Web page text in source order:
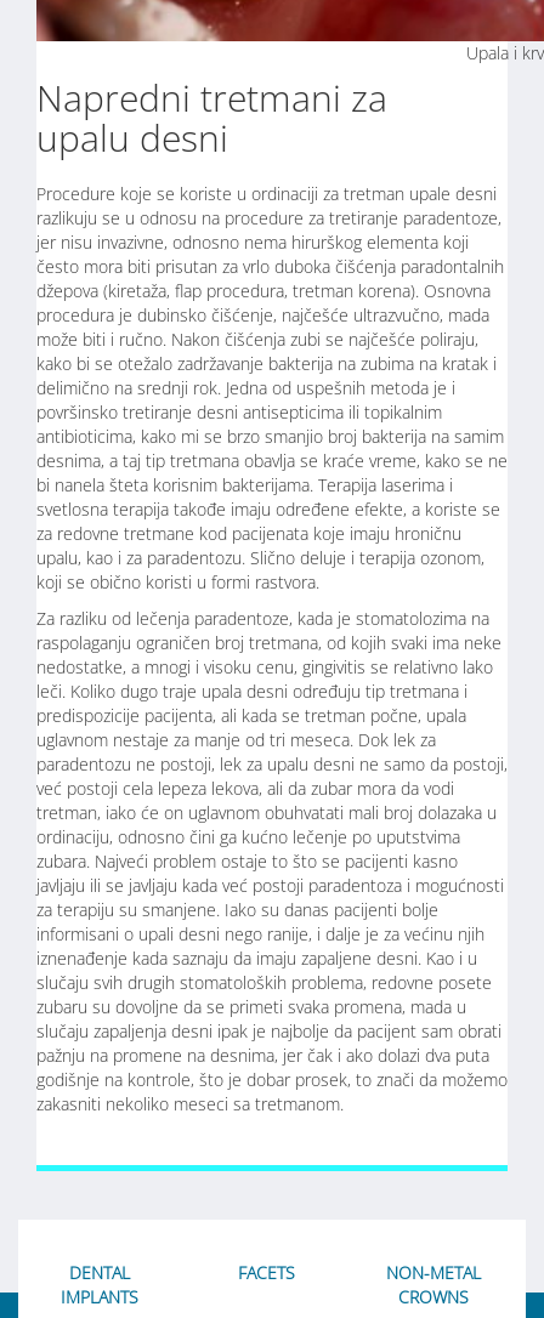
Upala i
Napredni tretmani za
upalu desni
Procedure koje se koriste u ordinaciji za tretman upale desni
razlikuju se u odnosu na procedure za tretiranje paradentoze,
jer nisu invazivne, odnosno nema hirurškog elementa koji
često mora biti prisutan za vrlo duboka čišćenja paradontalnih
džepova (kiretaža, flap procedura, tretman korena). Osnovna
procedura je dubinsko čišćenje, najčešće ultrazvučno, mada
može biti i ručno. Nakon čišćenja zubi se najčešće poliraju,
kako bi se otežalo zadržavanje bakterija na zubima na kratak i
delimično na srednji rok. Jedna od uspešnih metoda je i
površinsko tretiranje desni antisepticima ili topikalnim
antibioticima, kako mi se brzo smanjio broj bakterija na samim
desnima, a taj tip tretmana obavlja se kraće vreme, kako se ne
bi nanela šteta korisnim bakterijama. Terapija laserima i
svetlosna terapija takođe imaju određene efekte, a koriste se
za redovne tretmane kod pacijenata koje imaju hroničnu
upalu, kao i za paradentozu. Slično deluje i terapija ozonom,
koji se obično koristi u formi rastvora.
Za razliku od lečenja paradentoze, kada je stomatolozima na
raspolaganju ograničen broj tretmana, od kojih svaki ima neke
nedostatke, a mnogi i visoku cenu, gingivitis se relativno lako
leči. Koliko dugo traje upala desni određuju tip tretmana i
predispozicije pacijenta, ali kada se tretman počne, upala
uglavnom nestaje za manje od tri meseca. Dok lek za
paradentozu ne postoji, lek za upalu desni ne samo da postoji,
već postoji cela lepeza lekova, ali da zubar mora da vodi
tretman, iako će on uglavnom obuhvatati mali broj dolazaka u
ordinaciju, odnosno čini ga kućno lečenje po uputstvima
zubara. Najveći problem ostaje to što se pacijenti kasno
javljaju ili se javljaju kada već postoji paradentoza i mogućnosti
za terapiju su smanjene. Iako su danas pacijenti bolje
informisani o upali desni nego ranije, i dalje je za većinu njih
iznenađenje kada saznaju da imaju zapaljene desni. Kao i u
slučaju svih drugih stomatoloških problema, redovne posete
zubaru su dovoljne da se primeti svaka promena, mada u
slučaju zapaljenja desni ipak je najbolje da pacijent sam obrati
pažnju na promene na desnima, jer čak i ako dolazi dva puta
godišnje na kontrole, što je dobar prosek, to znači da možemo
zakasniti nekoliko meseci sa tretmanom.
DENTAL
IMPLANTS
FACETS
NON-METAL
CROWNS